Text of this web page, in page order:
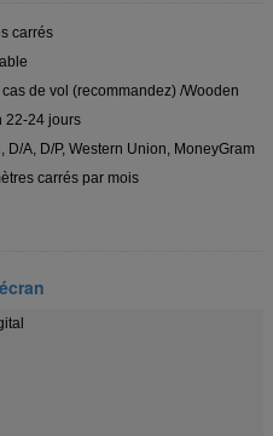
carrés
de vol (recommandez) /Wooden
22-24 jours
D/A, D/P, Western Union, MoneyGram
carrés par mois